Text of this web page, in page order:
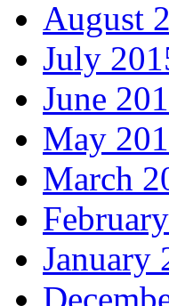
August
July
June
May
March
January